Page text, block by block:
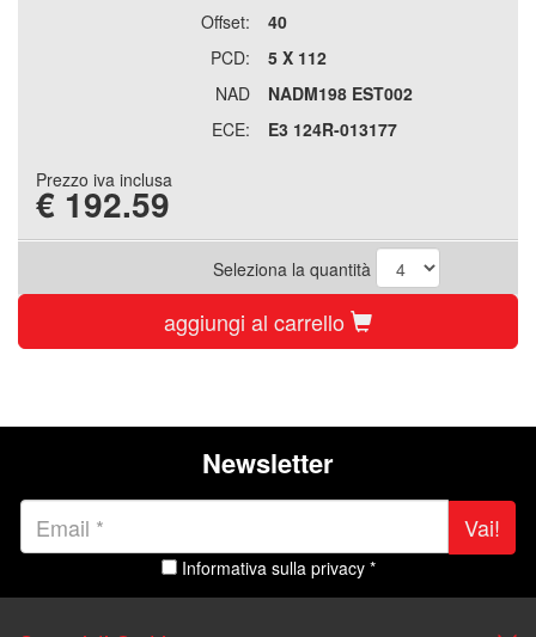
Offset:
40
PCD:
5 X 112
NAD
NADM198 EST002
ECE:
E3 124R-013177
Prezzo iva inclusa
€ 192.59
Seleziona la quantità
aggiungi al carrello
Newsletter
Vai!
Informativa sulla privacy *